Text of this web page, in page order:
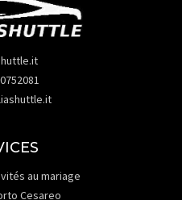
au mariage
Cesareo